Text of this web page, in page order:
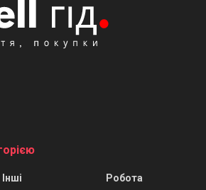
Інші
Робота